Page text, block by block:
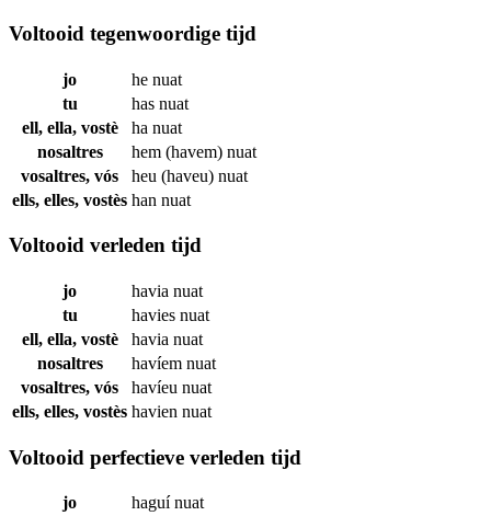
Voltooid tegenwoordige tijd
jo he nuat
tu
has nuat
ell, ella, vostè
ha nuat
nosaltres
hem (havem) nuat
vosaltres, vós
heu (haveu) nuat
ells, elles, vostès han nuat
Voltooid verleden tijd
jo havia nuat
tu
havies nuat
ell, ella, vostè
havia nuat
nosaltres
havíem nuat
vosaltres, vós
havíeu nuat
ells, elles, vostès havien nuat
Voltooid perfectieve verleden tijd
jo haguínuat